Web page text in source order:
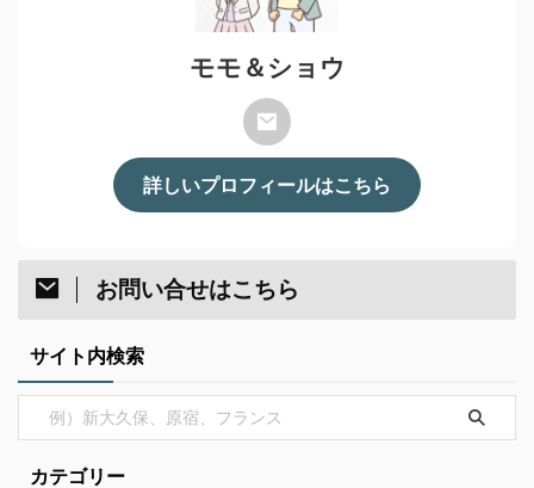
モモ＆ショウ
詳しいプロフィールはこちら
お問い合せはこちら
サイト内検索
カテゴリー